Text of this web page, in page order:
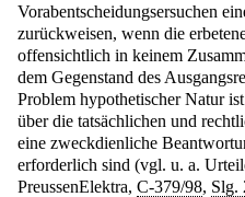
Vorabentscheidungsersuchen
zurückweisen, wenn die
offensichtlich in keinem
dem Gegenstand des
Problem hypothetischer Natur
über die tatsächlichen und
eine zweckdienliche
erforderlich sind (vgl. u. a.
PreussenElektra, C-379/98, Slg.